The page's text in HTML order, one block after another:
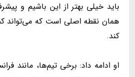
باید خیلی بهتر از این باشیم و
همان نقطه اصلی است که می‌تواند
کند.
او ادامه داد: برخی تیم‌ها، مانند